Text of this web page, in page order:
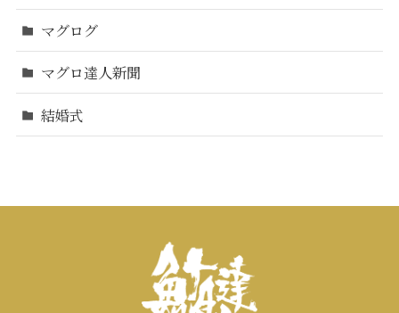
マグログ
マグロ達人新聞
結婚式